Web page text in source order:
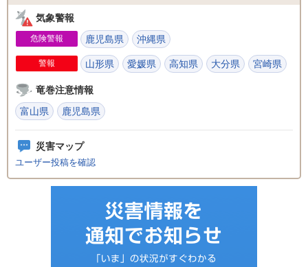
気象警報
危険警報 鹿児島県 沖縄県
警報 山形県 愛媛県 高知県 大分県 宮崎県
竜巻注意情報
富山県
鹿児島県
災害マップ
ユーザー投稿を確認